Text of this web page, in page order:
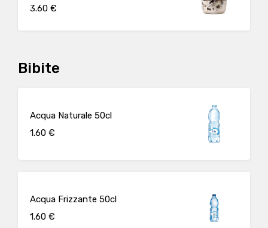
3.60 €
Bibite
Acqua Naturale 50cl
1.60 €
Acqua Frizzante 50cl
1.60 €